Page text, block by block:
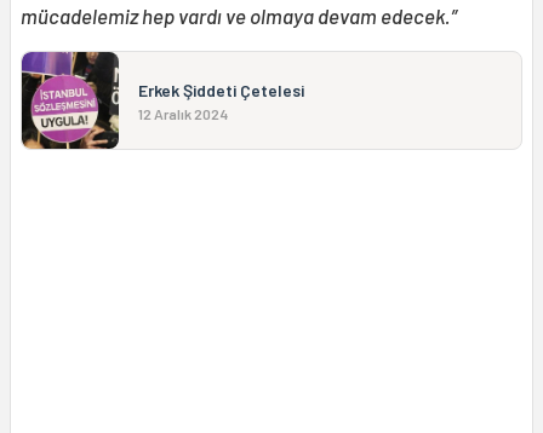
mücadelemiz hep vardı ve olmaya devam edecek.”
Erkek Şiddeti Çetelesi
12 Aralık 2024